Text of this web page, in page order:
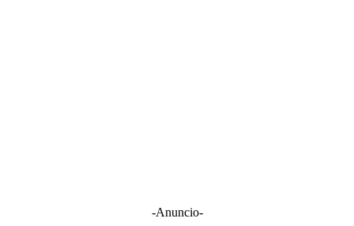
-Anuncio-